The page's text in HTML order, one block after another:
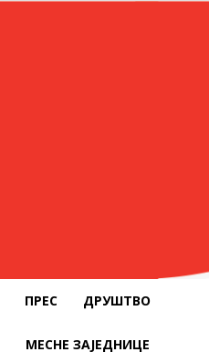
ПРЕС ДРУШТВО
МЕСНЕ ЗАЈЕДНИЦЕ